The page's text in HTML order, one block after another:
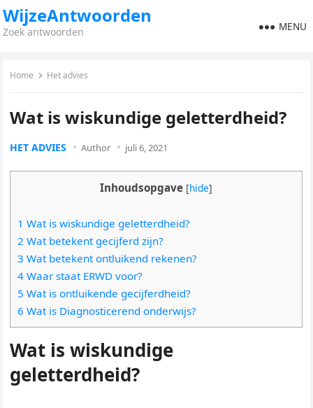
WijzeAntwoorden
Zoek antwoorden MENU
Home Het advies
Wat is wiskundige geletterdheid?
HET ADVIES Author juli 6, 2021
Inhoudsopgave [hide]
1 Wat is wiskundige geletterdheid?
2 Wat betekent gecijferd zijn?
3 Wat betekent ontluikend rekenen?
4 Waar staat ERWD voor?
5 Wat is ontluikende gecijferdheid?
6 Wat is Diagnosticerend onderwijs?
Wat is wiskundige
geletterdheid?